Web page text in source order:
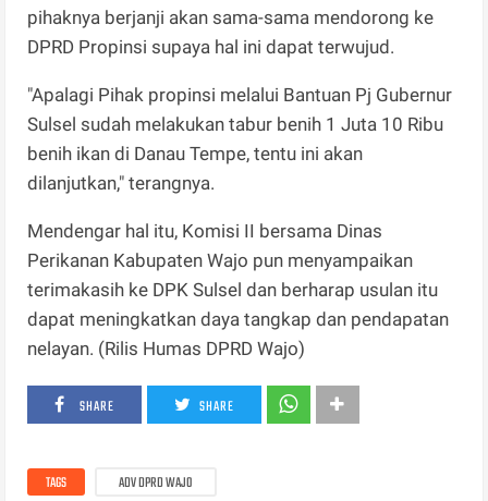
pihaknya berjanji akan sama-sama mendorong ke
DPRD Propinsi supaya hal ini dapat terwujud.
"Apalagi Pihak propinsi melalui Bantuan Pj Gubernur
Sulsel sudah melakukan tabur benih 1 Juta 10 Ribu
benih ikan di Danau Tempe, tentu ini akan
dilanjutkan," terangnya.
Mendengar hal itu, Komisi II bersama Dinas
Perikanan Kabupaten Wajo pun menyampaikan
terimakasih ke DPK Sulsel dan berharap usulan itu
dapat meningkatkan daya tangkap dan pendapatan
nelayan. (Rilis Humas DPRD Wajo)
SHARE SHARE
TAGS ADV DPRD WAJO